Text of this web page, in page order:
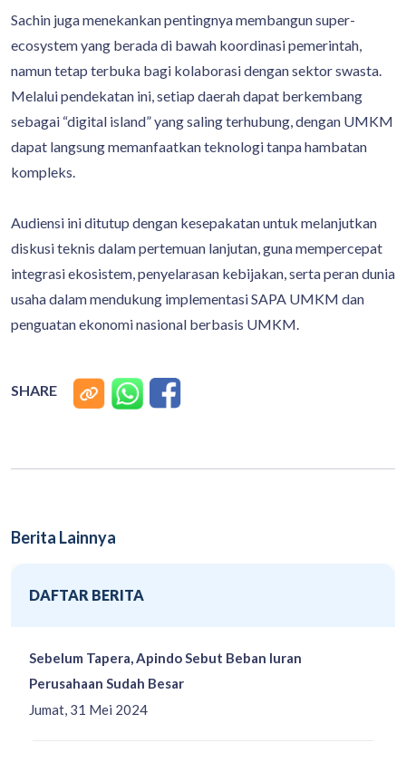
Sachin juga menekankan pentingnya membangun super-
ecosystem yang berada di bawah koordinasi pemerintah,
namun tetap terbuka bagi kolaborasi dengan sektor swasta.
Melalui pendekatan ini, setiap daerah dapat berkembang
sebagai “digital island” yang saling terhubung, dengan UMKM
dapat langsung memanfaatkan teknologi tanpa hambatan
kompleks.
Audiensi ini ditutup dengan kesepakatan untuk melanjutkan
diskusi teknis dalam pertemuan lanjutan, guna mempercepat
integrasi ekosistem, penyelarasan kebijakan, serta peran dunia
usaha dalam mendukung implementasi SAPA UMKM dan
penguatan ekonomi nasional berbasis UMKM.
SHARE
Berita Lainnya
DAFTAR BERITA
Jumat, 31 Mei 2024
Sebelum Tapera, Apindo Sebut Beban Iuran
Perusahaan Sudah Besar